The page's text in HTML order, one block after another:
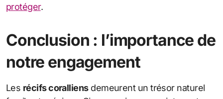
protéger.
Conclusion : l’importance de
notre engagement
Les récifs coralliensdemeurent un trésor naturel